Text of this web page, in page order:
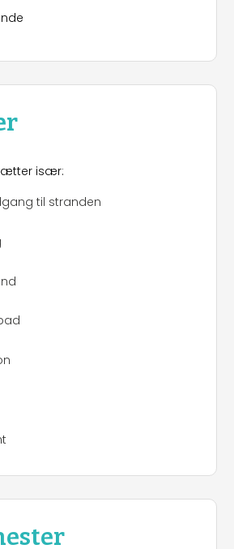
for voksne og
som en padelbane, en
wifi, en hæveautomat,
afslappende ferie!
især:
til stranden